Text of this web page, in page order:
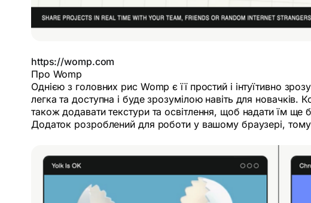
https://womp.com
Про Womp
Однією з головних рис Womp є її простий і інтуїтивно
легка та доступна і буде зрозумілою навіть для новачків.
також додавати текстури та освітлення, щоб надати їм ще
Додаток розроблений для роботи у вашому браузері,